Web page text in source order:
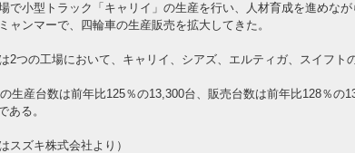
で小型トラック「キャリイ」の生産を行い、人材育成を進めな
ャンマーで、四輪車の生産販売を拡大してきた。
2つの工場において、キャリイ、シアズ、エルティガ、スイフト
生産台数は前年比125％の13,300台、販売台数は前年比128％の
ある。
スズキ株式会社より）